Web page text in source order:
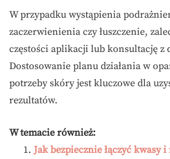
W przypadku wystąpienia
zaczerwienienia czy łuszczenie,
częstości aplikacji lub konsultację z
Dostosowanie planu działania w
potrzeby skóry jest kluczowe dla
rezultatów.
W temacie również:
Jak bezpiecznie łączyć